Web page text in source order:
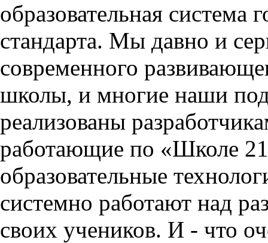
образовательная система
стандарта. Мы давно и
современного
школы, и многие наши
реализованы
работающие по «Школе
образовательные
системно работают над
своих учеников. И - что